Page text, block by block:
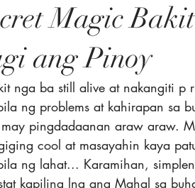
Magic
ang Pinoy
nga ba still alive at nakangiti p
ng problems at kahirapan sa
pingdadaanan araw araw.
cool at masayahin kaya
ng lahat... Karamihan,
kapiling lng ang Mahal sa